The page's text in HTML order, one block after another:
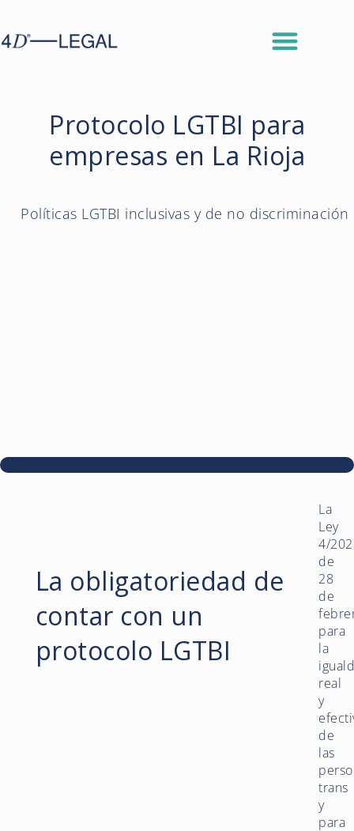
Protocolo LGTBI para
empresas en La Rioja
Políticas LGTBI inclusivas y de no discriminación
La obligatoriedad de
contar con un
protocolo LGTBI
La
Ley
4/
de
28
de
para
la
real
y
de
las
trans
y
para